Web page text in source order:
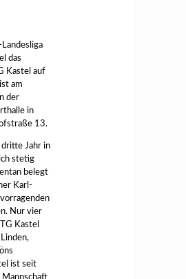
das
Kastel auf
am
der
in
13.
dritte Jahr in
stetig
belegt
Karl-
Nur vier
Kastel
ist seit